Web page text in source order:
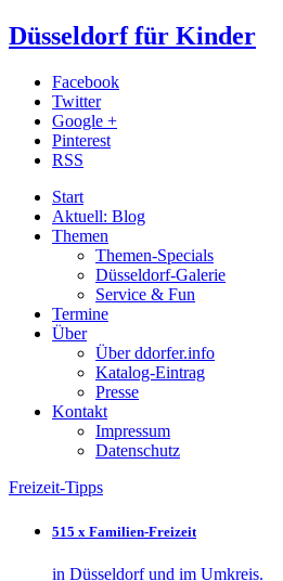
Düsseldorf für Kinder
Facebook
Twitter
Google +
Pinterest
RSS
Start
Aktuell: Blog
Themen
Themen-Specials
Düsseldorf-Galerie
Service & Fun
Termine
Über
Über ddorfer.info
Katalog-Eintrag
Presse
Kontakt
Impressum
Datenschutz
Freizeit-Tipps
515 x Familien-Freizeit
in Düsseldorf und im Umkreis.